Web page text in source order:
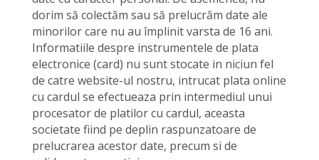
dorim să colectăm sau să prelucrăm date ale
minorilor care nu au împlinit varsta de 16 ani.
Informatiile despre instrumentele de plata
electronice (card) nu sunt stocate in niciun fel
de catre website-ul nostru, intrucat plata online
cu cardul se efectueaza prin intermediul unui
procesator de platilor cu cardul, aceasta
societate fiind pe deplin raspunzatoare de
prelucrarea acestor date, precum si de